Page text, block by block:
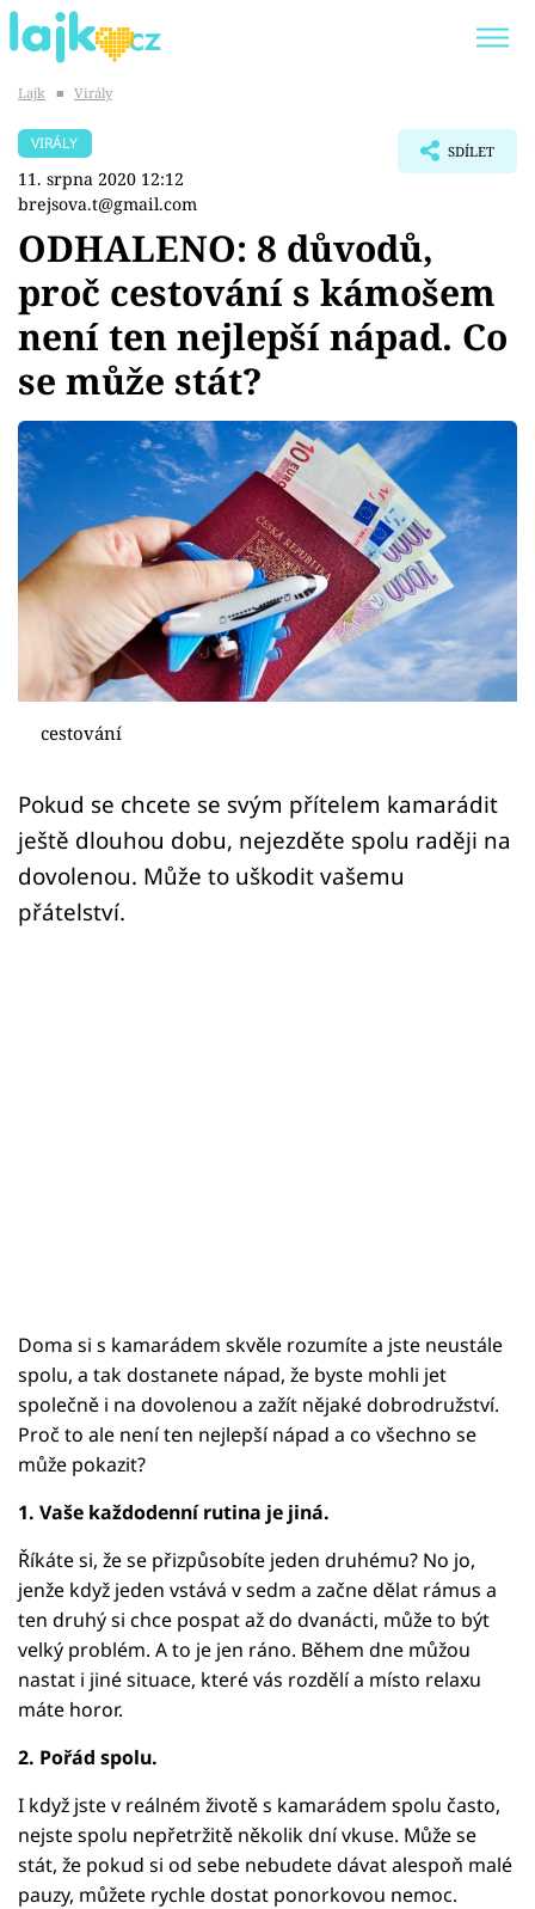
SHOPAHOLICADEL
Témata
Showbyznys
Youtubeři
Virály
Sex a vztahy
Videa
Sledujte prima+
Přihlášení
Sledujte nás
Lajk ■ Virály
VIRÁLY
11. srpna 2020 12:12
brejsova.t@gmail.com
SDÍLET
ODHALENO: 8 důvodů,
proč cestování s kámošem
není ten nejlepší nápad. Co
se může stát?
cestování
Pokud se chcete se svým přítelem kamarádit
ještě dlouhou dobu, nejezděte spolu raději na
dovolenou. Může to uškodit vašemu
přátelství.
Doma si s kamarádem skvěle rozumíte a jste neustále
spolu, a tak dostanete nápad, že byste mohli jet
společně i na dovolenou a zažít nějaké dobrodružství.
Proč to ale není ten nejlepší nápad a co všechno se
může pokazit?
1. Vaše každodenní rutina je jiná.
Říkáte si, že se přizpůsobíte jeden druhému? No jo,
jenže když jeden vstává v sedm a začne dělat rámus a
ten druhý si chce pospat až do dvanácti, může to být
velký problém. A to je jen ráno. Během dne můžou
nastat i jiné situace, které vás rozdělí a místo relaxu
máte horor.
2. Pořád spolu.
I když jste v reálném životě s kamarádem spolu často,
nejste spolu nepřetržitě několik dní vkuse. Může se
stát, že pokud si od sebe nebudete dávat alespoň malé
pauzy, můžete rychle dostat ponorkovou nemoc.